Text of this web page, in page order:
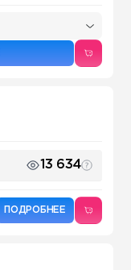
13 634
ПОДРОБНЕЕ